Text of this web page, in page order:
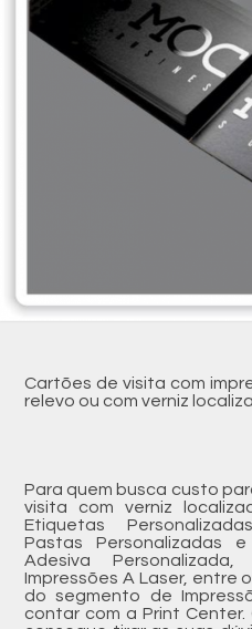
Cartões de visita com
relevo ou com verniz
Para quem busca custo
visita com verniz
Etiquetas
Pastas Personalizadas
Adesiva
Impressões A Laser, entre
do segmento de
contar com a Print